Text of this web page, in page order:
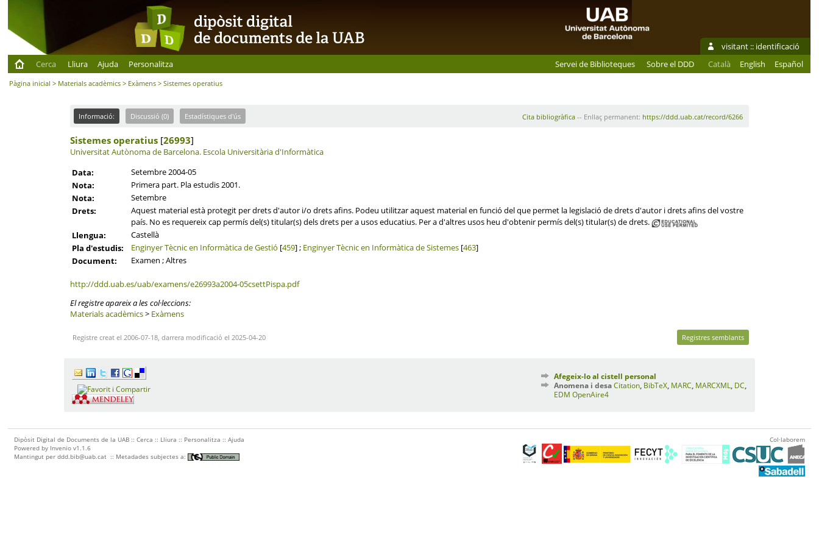
visitant :: identificació
Cerca
Lliura Ajuda Personalitza Servei de Biblioteques Sobre el DDD Català English Español
Pàgina inicial > Materials acadèmics > Exàmens > Sistemes operatius
Informació: Discussió (0) Estadístiques d'ús Cita bibliogràfica-- Enllaç permanent: https://ddd.uab.cat/record/6266
Sistemes operatius[26993]
Universitat Autònoma de Barcelona. Escola Universitària d'Informàtica
Data:
Setembre 2004-05
Nota:
Primera part. Pla estudis 2001.
Nota:
Setembre
Drets:
Aquest material està protegit per drets d'autor i/o drets afins. Podeu utilitzar aquest material en funció del que permet la legislació de drets d'autor i drets afins del vostre
país. No es requereix cap permís del(s) titular(s) dels drets per a usos educatius. Per a d'altres usos heu d'obtenir permís del(s) titular(s) de drets.
Llengua:
Castellà
Pla d'estudis:
Enginyer Tècnic en Informàtica de Gestió [459] ; Enginyer Tècnic en Informàtica de Sistemes[463]
Document:
Examen ; Altres
http://ddd.uab.es/uab/examens/e26993a2004-05csettPispa.pdf
El registre apareix a les col·leccions:
Materials acadèmics> Exàmens
Registre creat el 2006-07-18, darrera modificació el 2025-04-20 Registres semblants
Afegeix-lo al cistell personal
Anomena i desaCitation BibTeX MARC MARCXML DC
EDM OpenAire4
Dipòsit Digital de Documents de la UAB ::Cerca :: Lliura :: Personalitza ::Ajuda
Powered by Invenio v1.1.6
Mantingut perddd.bib@uab.cat :: Metadades subjectes a:
Col·laborem